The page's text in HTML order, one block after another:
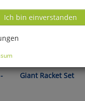
Giant Racket Set
Datenverarbeitung -
Ich bin einverstanden
notwendigen
Einstellungen
stehen.